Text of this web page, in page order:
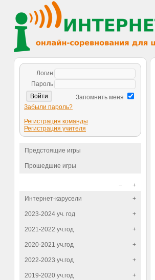
Логин
Пароль
Запомнить меня
Забыли пароль?
Регистрация команды
Регистрация учителя
Предстоящие игры
Прошедшие игры
+
−
+
Интернет-карусели
+
2023-2024 уч. год
+
2021-2022 уч.год
+
2020-2021 уч.год
+
2022-2023 уч.год
+
2019-2020 уч.год